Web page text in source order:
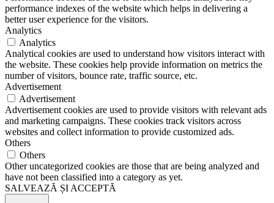
performance indexes of the website which helps in delivering a
better user experience for the visitors.
Analytics
Analytics
Analytical cookies are used to understand how visitors interact with
the website. These cookies help provide information on metrics the
number of visitors, bounce rate, traffic source, etc.
Advertisement
Advertisement
Advertisement cookies are used to provide visitors with relevant ads
and marketing campaigns. These cookies track visitors across
websites and collect information to provide customized ads.
Others
Others
Other uncategorized cookies are those that are being analyzed and
have not been classified into a category as yet.
SALVEAZĂ ȘI ACCEPTĂ